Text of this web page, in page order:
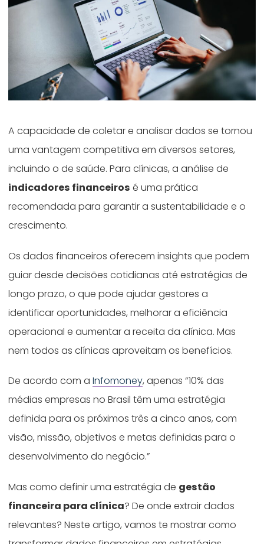
A capacidade de coletar e analisar dados se tornou
uma vantagem competitiva em diversos setores,
incluindo o de saúde. Para clínicas, a análise de
indicadores financeiros é uma prática
recomendada para garantir a sustentabilidade e o
crescimento.
Os dados financeiros oferecem insights que podem
guiar desde decisões cotidianas até estratégias de
longo prazo, o que pode ajudar gestores a
identificar oportunidades, melhorar a eficiência
operacional e aumentar a receita da clínica. Mas
nem todos as clínicas aproveitam os benefícios.
De acordo com aInfomoney, apenas “10% das
médias empresas no Brasil têm uma estratégia
definida para os próximos três a cinco anos, com
visão, missão, objetivos e metas definidas para o
desenvolvimento do negócio.”
Mas como definir uma estratégia de gestão
financeira para clínica? De onde extrair dados
relevantes? Neste artigo, vamos te mostrar como